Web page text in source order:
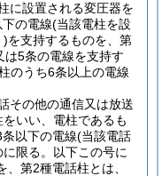
に設置される変圧器を
の電線(当該電柱を設
を支持するものを、第
は5条の電線を支持す
のうち6条以上の電線
その他の通信又は放送
いい、電柱であるも
以下の電線(当該電話
限る。以下この号に
第2種電話柱とは、